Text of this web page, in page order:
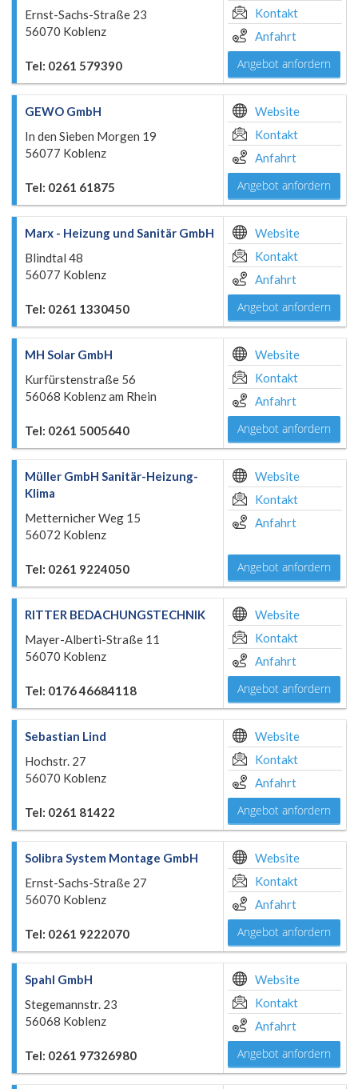
Ernst-Sachs-Straße 23
56070 Koblenz
Tel: 0261 579390
Kontakt
Anfahrt
Angebot anfordern
GEWO GmbH
In den Sieben Morgen 19
56077 Koblenz
Tel: 0261 61875
Website
Kontakt
Anfahrt
Angebot anfordern
Marx - Heizung und Sanitär GmbH
Blindtal 48
56077 Koblenz
Tel: 0261 1330450
Website
Kontakt
Anfahrt
Angebot anfordern
MH Solar GmbH
Kurfürstenstraße 56
56068 Koblenz am Rhein
Tel: 0261 5005640
Website
Kontakt
Anfahrt
Angebot anfordern
Müller GmbH Sanitär-Heizung-
Klima
Metternicher Weg 15
56072 Koblenz
Tel: 0261 9224050
Website
Kontakt
Anfahrt
Angebot anfordern
RITTER BEDACHUNGSTECHNIK
Mayer-Alberti-Straße 11
56070 Koblenz
Tel: 0176 46684118
Website
Kontakt
Anfahrt
Angebot anfordern
Sebastian Lind
Hochstr. 27
56070 Koblenz
Tel: 0261 81422
Website
Kontakt
Anfahrt
Angebot anfordern
Solibra System Montage GmbH
Ernst-Sachs-Straße 27
56070 Koblenz
Tel: 0261 9222070
Website
Kontakt
Anfahrt
Angebot anfordern
Spahl GmbH
Stegemannstr. 23
56068 Koblenz
Tel: 0261 97326980
Website
Kontakt
Anfahrt
Angebot anfordern